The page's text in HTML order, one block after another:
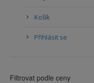
Košík
Přihlásit se
Filtrovat podle ceny